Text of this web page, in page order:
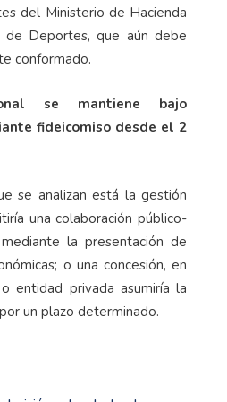
del Ministerio de Hacienda
Deportes, que aún debe
conformado.
se mantiene bajo
fideicomiso desde el 2
se analizan está la gestión
una colaboración público-
la presentación de
o una concesión, en
entidad privada asumiría la
un plazo determinado.